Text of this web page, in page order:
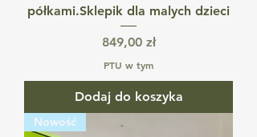
półkami.Sklepik dla malych dzieci
Cena
849,00 zł
PTU w tym
Dodaj do koszyka
Nowość